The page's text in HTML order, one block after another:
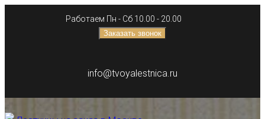
Работаем Пн - Сб 10.00 - 20.00
Заказать звонок
info@tvoyalestnica.ru